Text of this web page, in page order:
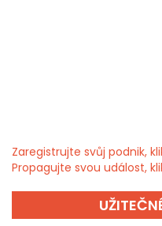
Zaregistrujte svůj podnik,
Propagujte svou událost,